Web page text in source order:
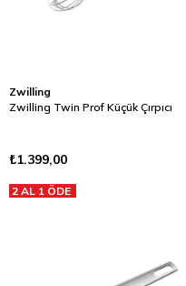
Zwilling
Zwilling Twin Prof Küçük Çırpıcı
₺1.399,00
2 AL 1 ÖDE